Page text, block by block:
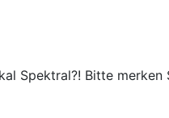
Spektral?! Bitte merken